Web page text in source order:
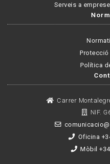
Serveis a
Política
Carrer
NIF.
Oficina
Mòbil